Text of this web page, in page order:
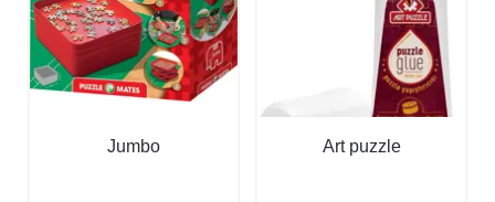
Jumbo Art puzzle